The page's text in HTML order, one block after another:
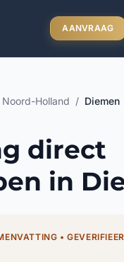
AANVRAAG
Holland / Diemen
direct
in
•